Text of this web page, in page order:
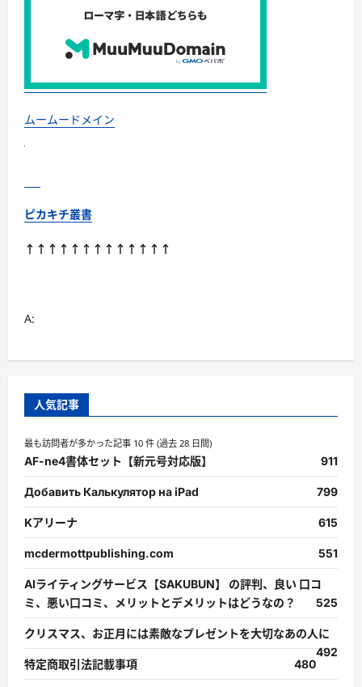
ムームードメイン
ピカキチ叢書
↑↑↑↑↑↑↑↑↑↑↑↑↑
A:
人気記事
最も訪問者が多かった記事 10 件 (過去 28 日間)
AF-ne4書体セット【新元号対応版】 911
Добавить Калькулятор на iPad 799
Kアリーナ 615
mcdermottpublishing.com 551
AIライティングサービス【SAKUBUN】 の評判、良い 口コ
ミ、悪い口コミ、メリットとデメリットはどうなの？
525
クリスマス、お正月には素敵なプレゼントを大切なあの人に
492
特定商取引法記載事項
480